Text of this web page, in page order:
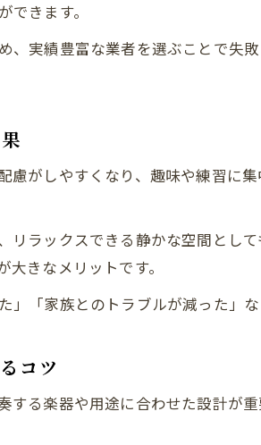
との防音対策とリフォームの工夫
ピアノ向け音楽室リフォームのポイ
楽器別に最適なリフォーム対策を考え
リフォームで楽器ごとの防音効果を
きます。
実績豊富な業者を選ぶことで失
がしやすくなり、趣味や練習に
リラックスできる静かな空間とし
きなメリットです。
「家族とのトラブルが減った」
コツ
る楽器や用途に合わせた設計が